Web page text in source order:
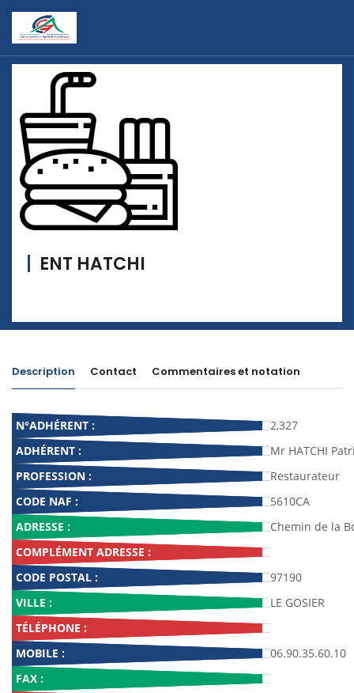
ENT HATCHI
Description Contact Commentaires et notation
N°ADHÉRENT :
2,327
ADHÉRENT :
Mr HATCHI
PROFESSION :
Restaurateur
CODE NAF :
5610CA
ADRESSE :
Chemin de la
COMPLÉMENT ADRESSE :
CODE POSTAL :
97190
VILLE :
LE GOSIER
TÉLÉPHONE :
MOBILE :
06.90.35.60.10
FAX :